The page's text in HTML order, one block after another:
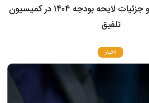
روند بررسی کلیات و جزئیات لایحه بودجه ۱۴۰۴ در کمیسیون
تلفیق
اخبار